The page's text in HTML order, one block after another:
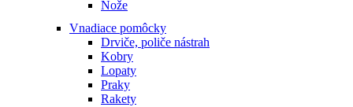
Nože
Vnadiace pomôcky
Drviče, poliče nástrah
Kobry
Lopaty
Praky
Rakety